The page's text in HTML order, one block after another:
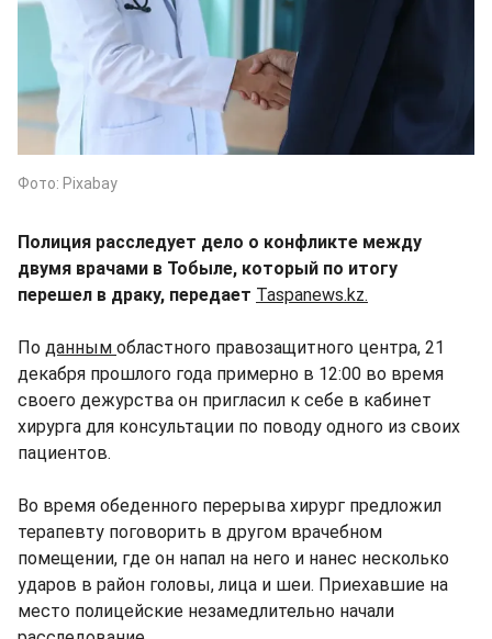
Фото: Pixabay
Полиция расследует дело о конфликте между
двумя врачами в Тобыле, который по итогу
перешел в драку, передает Taspanews.kz.
По данным областного правозащитного центра, 21
декабря прошлого года примерно в 12:00 во время
своего дежурства он пригласил к себе в кабинет
хирурга для консультации по поводу одного из своих
пациентов.
Во время обеденного перерыва хирург предложил
терапевту поговорить в другом врачебном
помещении, где он напал на него и нанес несколько
ударов в район головы, лица и шеи. Приехавшие на
место полицейские незамедлительно начали